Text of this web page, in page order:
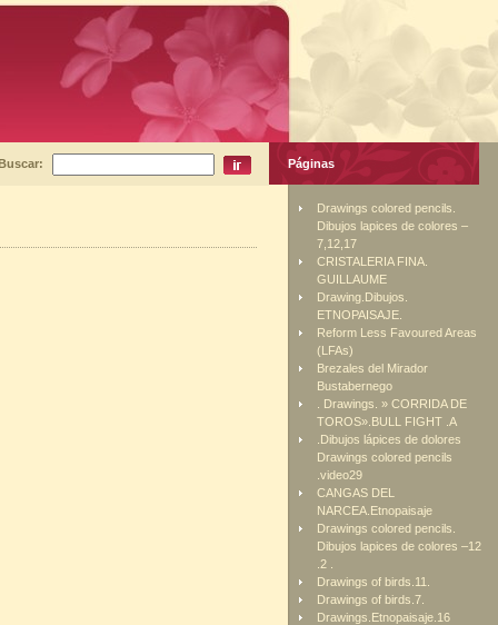
Páginas
Drawings colored pencils.
Dibujos lapices de colores –
7,12,17
CRISTALERIA FINA.
GUILLAUME
Drawing.Dibujos.
ETNOPAISAJE.
Reform Less Favoured Areas
(LFAs)
Brezales del Mirador
Bustabernego
. Drawings. » CORRIDA DE
TOROS».BULL FIGHT .A
.Dibujos lápices de dolores
Drawings colored pencils
.video29
CANGAS DEL
NARCEA.Etnopaisaje
Drawings colored pencils.
Dibujos lapices de colores –12
.2 .
Drawings of birds.11.
Drawings of birds.7.
Drawings.Etnopaisaje.16